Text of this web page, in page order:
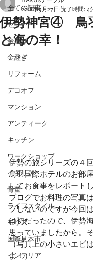
全ての記事
セミナー
金継ぎ
金継ぎ
リフォーム
デコオフ
マンション
アンティーク
キッチン
ワークショップ
イギリス
骨董
ライフスタイル
モリス
国際見本市
インテリア
伊勢神宮④ 鳥
と海の幸！
2018年9月27日 読了時間: 4
伊勢の旅シリーズの４
鳥羽国際ホテルのお部
してお食事をレポート
ブログでお料理の写真
プしないのですが今回
は初だったので、伊勢
思っていましたから。
（写真上の小さいエビ
よ！）